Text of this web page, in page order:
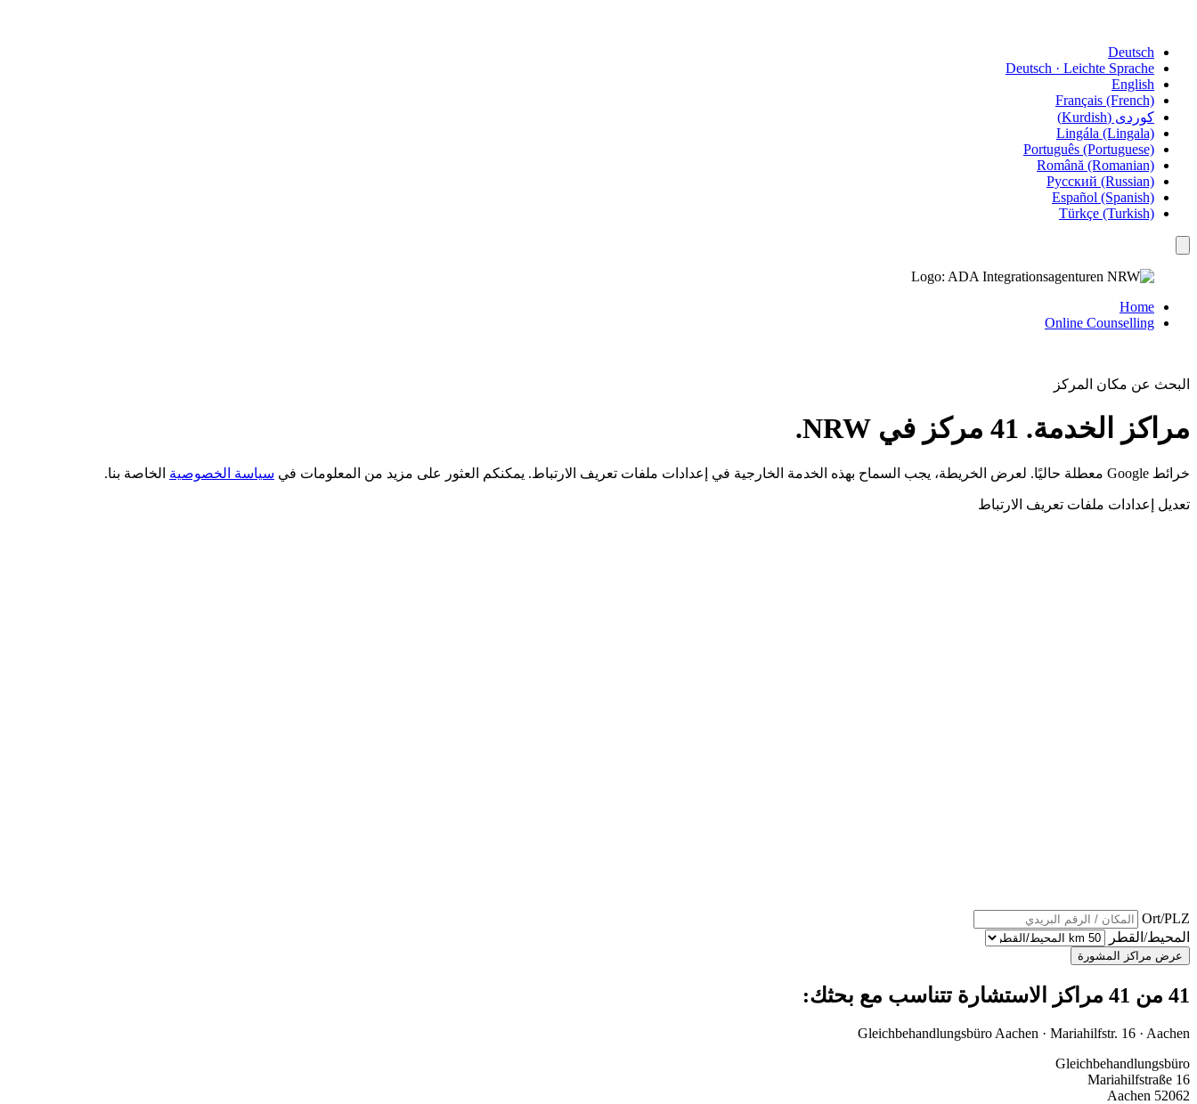
Deutsch
Deutsch · Leichte Sprache
English
Français (French)
کوردی (Kurdish)
Lingála (Lingala)
Português (Portuguese)
Română (Romanian)
Русский (Russian)
Español (Spanish)
Türkçe (Turkish)
Home
Online Counselling
البحث عن مكان المركز
مراكز الخدمة. 41 مركز في NRW.
خرائط Google معطلة حاليًا. لعرض الخريطة، يجب السماح بهذه الخدمة الخارجية في إعدادات ملفات تعريف الارتباط. يمكنكم العثور على مزيد من المعلومات في سياسة الخصوصية الخاصة بنا.
تعديل إعدادات ملفات تعريف الارتباط
Ort/PLZ
المحيط/القطر
41 من 41 مراكز الاستشارة تتناسب مع بحثك:
Gleich­behandlungs­büro Aachen · Mariahilfstr. 16 · Aachen
Gleichbehandlungsbüro
Mariahilfstraße 16
52062 Aachen